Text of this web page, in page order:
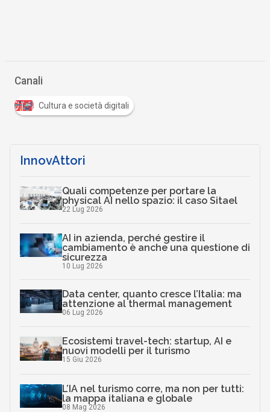
Canali
Cultura e società digitali
InnovAttori
Quali competenze per portare la
physical AI nello spazio: il caso Sitael
22 Lug 2026
AI in azienda, perché gestire il
cambiamento è anche una questione di
sicurezza
10 Lug 2026
Data center, quanto cresce l’Italia: ma
attenzione al thermal management
06 Lug 2026
Ecosistemi travel-tech: startup, AI e
nuovi modelli per il turismo
15 Giu 2026
L’IA nel turismo corre, ma non per tutti:
la mappa italiana e globale
08 Mag 2026